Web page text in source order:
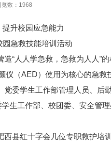
数： 1968
提升校园应急能力
园急救技能培训活动
“人人学急救，急救为人人”
（AED）使用为核心的急救
委学生工作部管理人员、后
生工作部、校团委、安全管
县红十字会几位专职救护培